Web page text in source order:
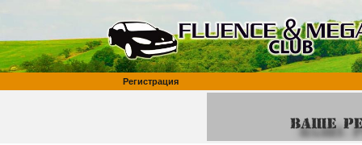
Регистрация